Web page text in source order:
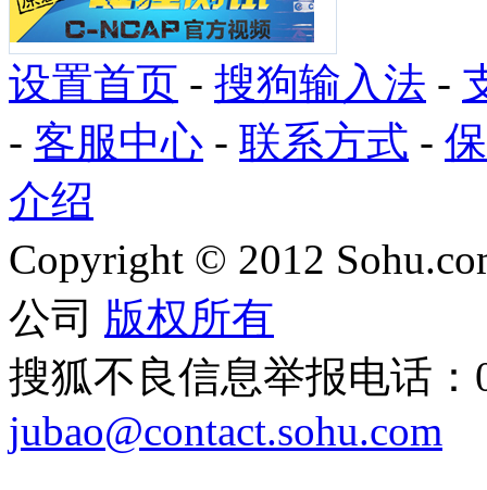
设置首页 - 搜狗输入法 -
- 客服中心 - 联系方式 -
介绍
Copyright © 2012
公司 版权所有
搜狐不良信息举报电话：
jubao@contact.sohu.com